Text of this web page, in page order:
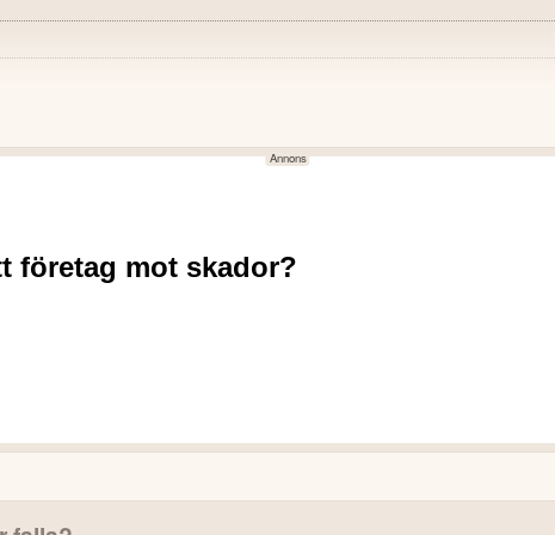
uppgick till 39,8%.
vakanser i Frihamnen har fyllts.
Hyresintäkterna minskade
Förvaltningsresultatet
Ekonomisk uthyrningsgrad